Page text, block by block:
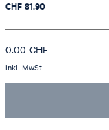
CHF 81.90
0.00 CHF
inkl. MwSt